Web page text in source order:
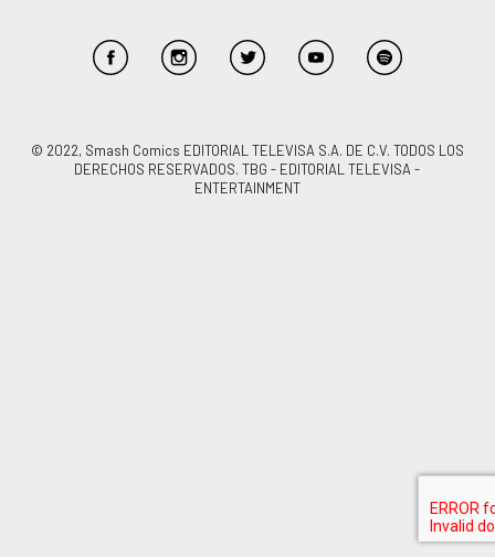
© 2022, Smash Comics EDITORIAL TELEVISA S.A. DE C.V. TODOS LOS
DERECHOS RESERVADOS. TBG - EDITORIAL TELEVISA -
ENTERTAINMENT